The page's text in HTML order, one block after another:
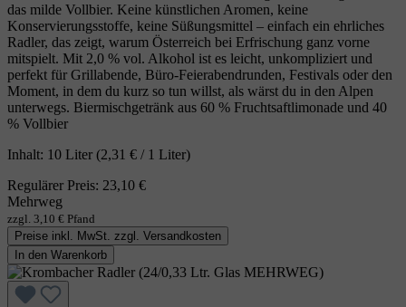
das milde Vollbier. Keine künstlichen Aromen, keine
Konservierungsstoffe, keine Süßungsmittel – einfach ein ehrliches
Radler, das zeigt, warum Österreich bei Erfrischung ganz vorne
mitspielt. Mit 2,0 % vol. Alkohol ist es leicht, unkompliziert und
perfekt für Grillabende, Büro‑Feierabendrunden, Festivals oder den
Moment, in dem du kurz so tun willst, als wärst du in den Alpen
unterwegs. Biermischgetränk aus 60 % Fruchtsaftlimonade und 40
% Vollbier
Inhalt: 10 Liter (2,31 € / 1 Liter)
Regulärer Preis: 23,10 €
Mehrweg
zzgl. 3,10 € Pfand
Preise inkl. MwSt. zzgl. Versandkosten
In den Warenkorb